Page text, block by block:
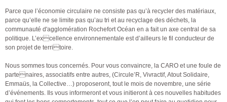
Parce que l’économie circulaire ne consiste pas qu’à recycler des matériaux,
parce qu’elle ne se limite pas qu’au tri et au recyclage des déchets, la
communauté d'agglomération Rochefort Océan en a fait un axe central de sa
politique. L’excellence environnementale est d’ailleurs le fil conducteur de
son projet de territoire.
Nous sommes tous concernés. Pour vous convaincre, la CARO et une foule de
partenaires, associatifs entre autres, (Circule’R, Vivractif, Atout Solidaire,
Emmaüs, la Collective…) proposeront, tout le mois de novembre, une série
d’événements. Ils vous informeront et vous initieront à ces nouvelles habitudes